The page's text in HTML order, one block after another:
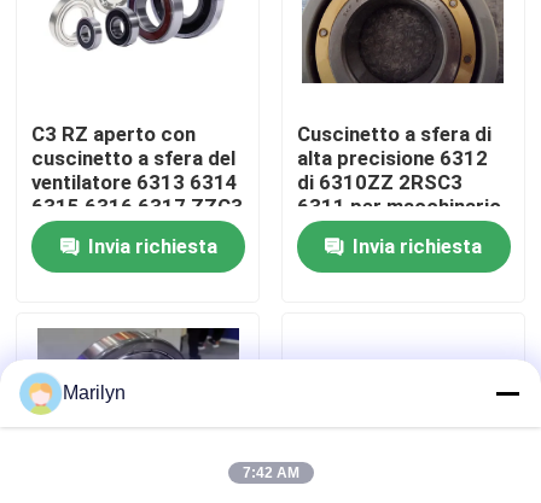
Giro della fabbrica
Contattici
Notizie
Cuscinetto a rulli conici
Cuscinetto a rulli sferico
C3 RZ aperto con
cuscinetto a sfera del
ventilatore 6313 6314
6315 6316 6317 ZZC3
2RS
Invia richiesta
Cuscinetto a sfera di
alta precisione 6312
di 6310ZZ 2RSC3
6311 per macchinario
agricolo
Invia richiesta
Marilyn
7:42 AM